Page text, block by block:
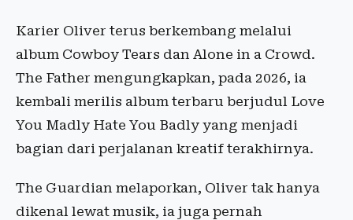
Karier Oliver terus berkembang melalui
album Cowboy Tears dan Alone in a Crowd.
The Father mengungkapkan, pada 2026, ia
kembali merilis album terbaru berjudul Love
You Madly Hate You Badly yang menjadi
bagian dari perjalanan kreatif terakhirnya.
The Guardian melaporkan, Oliver tak hanya
dikenal lewat musik, ia juga pernah